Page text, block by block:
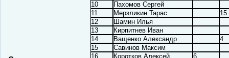
10
Пахомов Сергей
11
Мерзликин Тарас
15
12
Шамин Илья
13
Кирпитнев Иван
14
Ващенко Александр
4
15
Савинов Максим
16
Коротков Алексей
6